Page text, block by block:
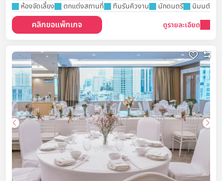
ห้องจัดเลี้ยง
ตกแต่งสถานที่ ทีมรันคิวงาน นักดนตรี นิมนต์พร
คลิกขอแพ็กเกจ ดูรายละเอียด